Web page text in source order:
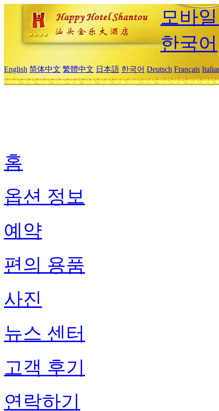
모바
한국어
English 简体中文 繁體中文 日本語 한국어 Deutsch Français
홈
옵션 정보
예약
편의 용품
사진
뉴스 센터
고객 후기
연락하기